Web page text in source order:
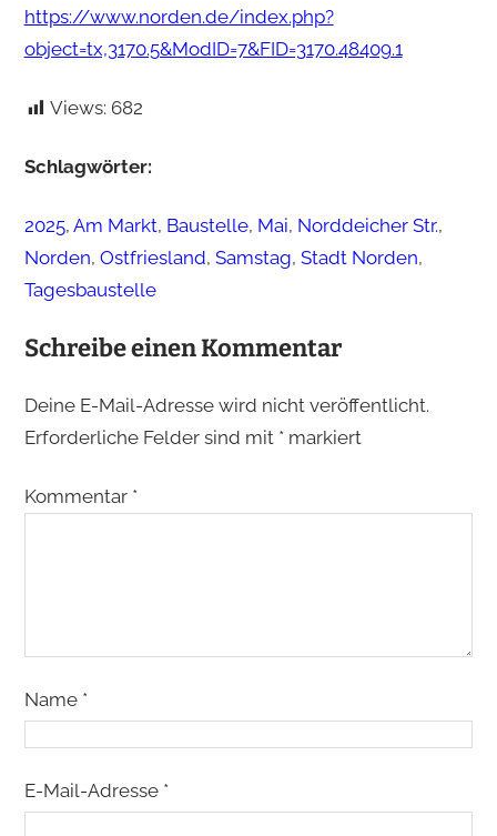
https://www.norden.de/index.php?
object=tx,3170.5&ModID=7&FID=3170.48409.1
Views: 682
Schlagwörter:
2025, Am Markt, Baustelle, Mai, Norddeicher Str.
Norden, Ostfriesland, Samstag, Stadt Norden
Tagesbaustelle
Schreibe einen Kommentar
Deine E-Mail-Adresse wird nicht veröffentlicht.
Erforderliche Felder sind mit *markiert
Kommentar *
Name *
E-Mail-Adresse *